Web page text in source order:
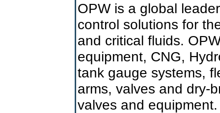
OPW is a global
control solutions for
and critical fluids.
equipment, CNG,
tank gauge systems,
arms, valves and dry-
valves and equipment.